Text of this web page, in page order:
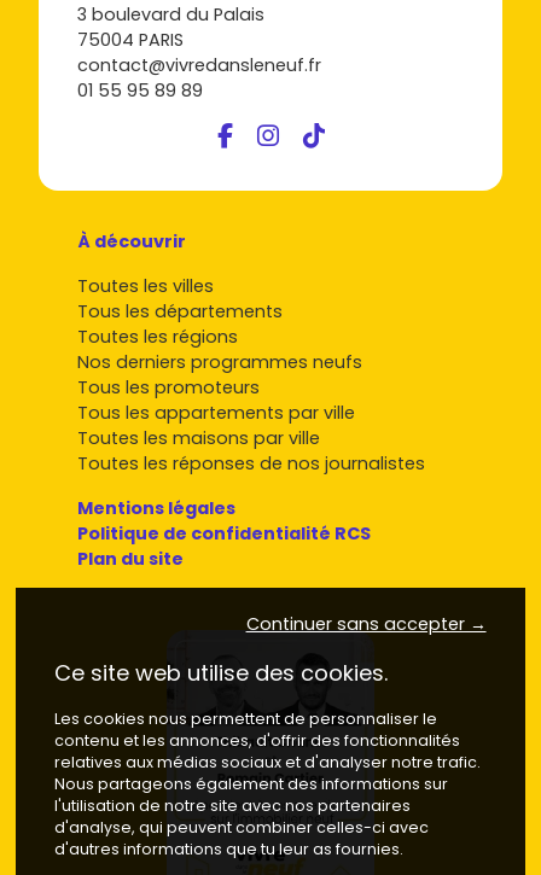
3 boulevard du Palais
75004 PARIS
contact@vivredansleneuf.fr
01 55 95 89 89
À découvrir
Toutes les villes
Tous les départements
Toutes les régions
Nos derniers programmes neufs
Tous les promoteurs
Tous les appartements par ville
Toutes les maisons par ville
Toutes les réponses de nos journalistes
Mentions légales
Politique de confidentialité RCS
Plan du site
Continuer sans accepter →
Ce site web utilise des cookies.
Les cookies nous permettent de personnaliser le
contenu et les annonces, d'offrir des fonctionnalités
relatives aux médias sociaux et d'analyser notre trafic.
Nous partageons également des informations sur
l'utilisation de notre site avec nos partenaires
d'analyse, qui peuvent combiner celles-ci avec
d'autres informations que tu leur as fournies.